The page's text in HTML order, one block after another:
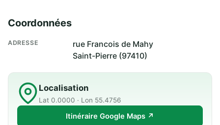
Coordonnées
ADRESSE
rue Francois de Mahy
Saint-Pierre (97410)
Localisation
Lat 0.0000 · Lon 55.4756
Itinéraire Google Maps ↗